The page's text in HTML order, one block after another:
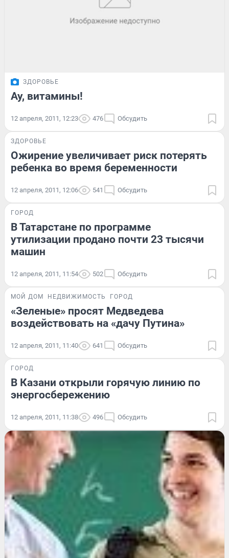
ЗДОРОВЬЕ
Ау, витамины!
12 апреля, 2011, 12:23 476 Обсудить
ЗДОРОВЬЕ
Ожирение увеличивает риск потерять
ребенка во время беременности
12 апреля, 2011, 12:06 541 Обсудить
ГОРОД
В Татарстане по программе
утилизации продано почти 23 тысячи
машин
12 апреля, 2011, 11:54 502 Обсудить
МОЙ ДОМ НЕДВИЖИМОСТЬ ГОРОД
«Зеленые» просят Медведева
воздействовать на «дачу Путина»
12 апреля, 2011, 11:40 641 Обсудить
ГОРОД
В Казани открыли горячую линию по
энергосбережению
12 апреля, 2011, 11:38 496 Обсудить